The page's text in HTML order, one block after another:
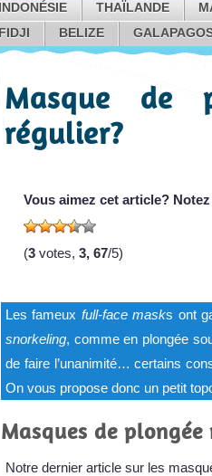
INDONÉSIE THAÏLANDE
FIDJI
BELIZE
Masque de
régulier?
Vous aimez cet article?
(3 votes, 3, 67/5)
Les fameux full-face masks ont
snorkeling, comme en plongée
de faire l’unanimité… certains
On vous propose donc un petit
Masques de
Notre dernier article sur les